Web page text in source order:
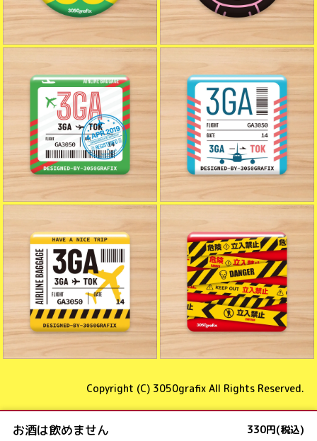
Copyright (C) 3050grafix All Rights Reserved.
お酒は飲めません 330円(税込)